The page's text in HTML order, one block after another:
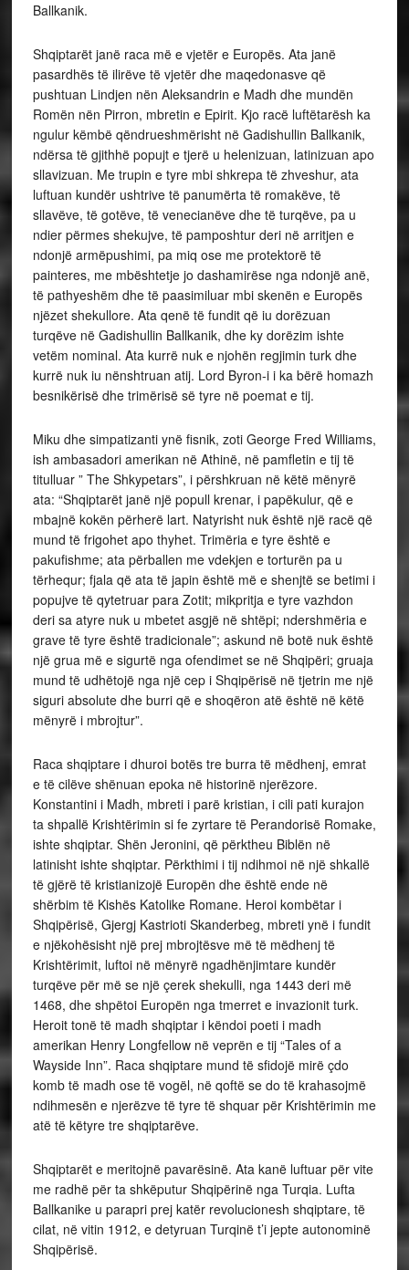
Ballkanik.
Shqiptarët janë raca më e vjetër e Europës. Ata janë
pasardhës të ilirëve të vjetër dhe maqedonasve që
pushtuan Lindjen nën Aleksandrin e Madh dhe mundën
Romën nën Pirron, mbretin e Epirit. Kjo racë luftëtarësh ka
ngulur këmbë qëndrueshmërisht në Gadishullin Ballkanik,
ndërsa të gjithhë popujt e tjerë u helenizuan, latinizuan apo
sllavizuan. Me trupin e tyre mbi shkrepa të zhveshur, ata
luftuan kundër ushtrive të panumërta të romakëve, të
sllavëve, të gotëve, të venecianëve dhe të turqëve, pa u
ndier përmes shekujve, të pamposhtur deri në arritjen e
ndonjë armëpushimi, pa miq ose me protektorë të
painteres, me mbështetje jo dashamirëse nga ndonjë anë,
të pathyeshëm dhe të paasimiluar mbi skenën e Europës
njëzet shekullore. Ata qenë të fundit që iu dorëzuan
turqëve në Gadishullin Ballkanik, dhe ky dorëzim ishte
vetëm nominal. Ata kurrë nuk e njohën regjimin turk dhe
kurrë nuk iu nënshtruan atij. Lord Byron-i i ka bërë homazh
besnikërisë dhe trimërisë së tyre në poemat e tij.
Miku dhe simpatizanti ynë fisnik, zoti George Fred Williams,
ish ambasadori amerikan në Athinë, në pamfletin e tij të
titulluar ” The Shkypetars”, i përshkruan në këtë mënyrë
ata: “Shqiptarët janë një popull krenar, i papëkulur, që e
mbajnë kokën përherë lart. Natyrisht nuk është një racë që
mund të frigohet apo thyhet. Trimëria e tyre është e
pakufishme; ata përballen me vdekjen e torturën pa u
tërhequr; fjala që ata të japin është më e shenjtë se betimi i
popujve të qytetruar para Zotit; mikpritja e tyre vazhdon
deri sa atyre nuk u mbetet asgjë në shtëpi; ndershmëria e
grave të tyre është tradicionale”; askund në botë nuk është
një grua më e sigurtë nga ofendimet se në Shqipëri; gruaja
mund të udhëtojë nga një cep i Shqipërisë në tjetrin me një
siguri absolute dhe burri që e shoqëron atë është në këtë
mënyrë i mbrojtur”.
Raca shqiptare i dhuroi botës tre burra të mëdhenj, emrat
e të cilëve shënuan epoka në historinë njerëzore.
Konstantini i Madh, mbreti i parë kristian, i cili pati kurajon
ta shpallë Krishtërimin si fe zyrtare të Perandorisë Romake,
ishte shqiptar. Shën Jeronini, që përktheu Biblën në
latinisht ishte shqiptar. Përkthimi i tij ndihmoi në një shkallë
të gjërë të kristianizojë Europën dhe është ende në
shërbim të Kishës Katolike Romane. Heroi kombëtar i
Shqipërisë, Gjergj Kastrioti Skanderbeg, mbreti ynë i fundit
e njëkohësisht një prej mbrojtësve më të mëdhenj të
Krishtërimit, luftoi në mënyrë ngadhënjimtare kundër
turqëve për më se një çerek shekulli, nga 1443 deri më
1468, dhe shpëtoi Europën nga tmerret e invazionit turk.
Heroit tonë të madh shqiptar i këndoi poeti i madh
amerikan Henry Longfellow në veprën e tij “Tales of a
Wayside Inn”. Raca shqiptare mund të sfidojë mirë çdo
komb të madh ose të vogël, në qoftë se do të krahasojmë
ndihmesën e njerëzve të tyre të shquar për Krishtërimin me
atë të këtyre tre shqiptarëve.
Shqiptarët e meritojnë pavarësinë. Ata kanë luftuar për vite
me radhë për ta shkëputur Shqipërinë nga Turqia. Lufta
Ballkanike u parapri prej katër revolucionesh shqiptare, të
cilat, në vitin 1912, e detyruan Turqinë t’i jepte autonominë
Shqipërisë.